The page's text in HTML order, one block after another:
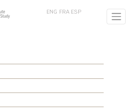
ENG FRA ESP